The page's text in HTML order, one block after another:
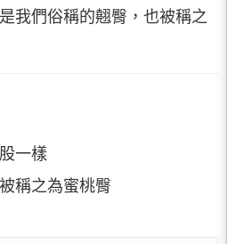
我們俗稱的翹臀，也被稱之
一樣
稱之為蜜桃臀